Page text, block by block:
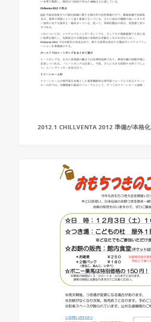
2012.1 CHILLVENTA 2012 準備が本格化